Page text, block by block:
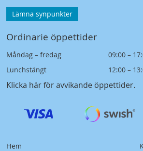
Lämna synpunkter
Ordinarie öppettider
Måndag – fredag
09:00 –
Lunchstängt
12:00 –
Klicka här för avvikande öppettider.
Hem